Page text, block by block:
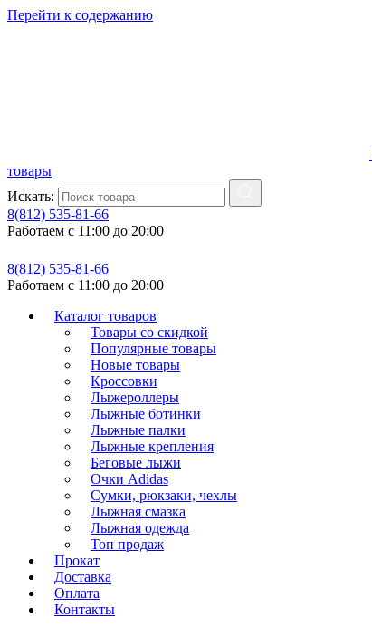
Перейти к содержанию
товары
Искать:
8(812) 535-81-66
Работаем с 11:00 до 20:00
8(812) 535-81-66
Работаем с 11:00 до 20:00
Каталог товаров
Товары со скидкой
Популярные товары
Новые товары
Кроссовки
Лыжероллеры
Лыжные ботинки
Лыжные палки
Лыжные крепления
Беговые лыжи
Очки Adidas
Сумки, рюкзаки, чехлы
Лыжная смазка
Лыжная одежда
Топ продаж
Прокат
Доставка
Оплата
Контакты